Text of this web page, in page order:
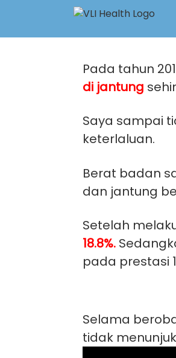
content
Pada tahun
di jantung
Saya sampai
keterlaluan.
Berat badan
dan jantung
Setelah
18.8%.
pada prestasi
Selama
tidak